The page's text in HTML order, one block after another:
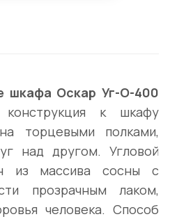
шкафа Оскар Уг-О-400
к шкафу
торцевыми полками,
над другом. Угловой
из массива сосны с
прозрачным лаком,
человека. Способ